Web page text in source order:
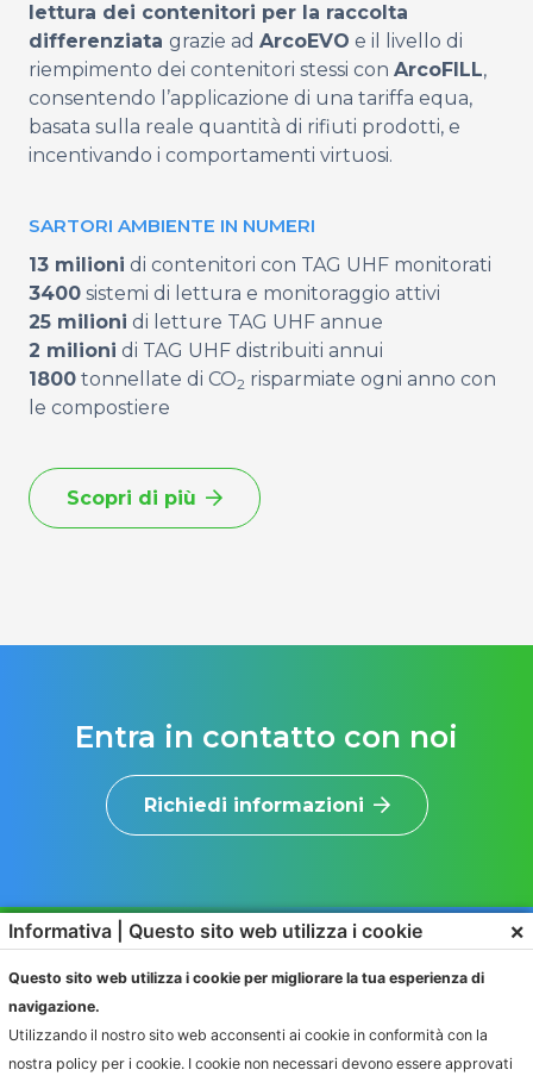
lettura dei contenitori per la raccolta
differenziata grazie ad ArcoEVO e il
livello di
riempimento dei contenitori stessi con ArcoFILL,
consentendo l’applicazione di una tariffa equa,
basata sulla reale quantità di rifiuti prodotti, e
incentivando i comportamenti virtuosi.
SARTORI AMBIENTE IN NUMERI
13 milioni di contenitori con TAG UHF monitorati
3400 sistemi di lettura e monitoraggio attivi
25 milioni di letture TAG UHF annue
2 milioni di TAG UHF distribuiti annui
1800 tonnellate di CO2 risparmiate ogni anno con
le compostiere
Scopri di più
Entra in contatto con noi
Richiedi informazioni
SOLUZIONI PRODOTTI
Informativa | Questo sito web utilizza i cookie ×
Questo sito web utilizza i cookie per migliorare la tua esperienza di
navigazione.
Utilizzando il nostro sito web acconsenti ai cookie in conformità con la
nostra policy per i cookie. I cookie non necessari devono essere approvati